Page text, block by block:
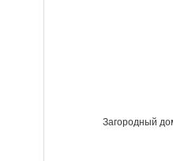
Загородный